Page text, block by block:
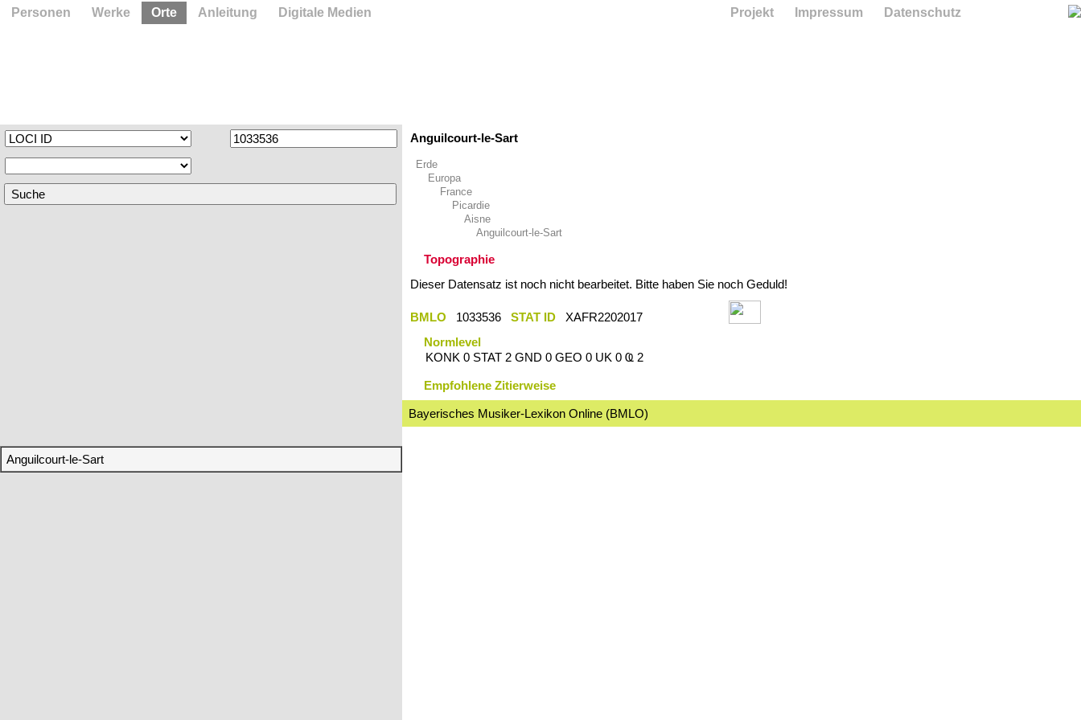
Anguilcourt-le-Sart
Anguilcourt-le-Sart
Erde
Europa
France
Picardie
Aisne
Anguilcourt-le-Sart
Topographie
Dieser Datensatz ist noch nicht bearbeitet. Bitte haben Sie noch Geduld!
BMLO 1033536 STAT ID
XAFR2202017
Normlevel
KONK 0 STAT 2 GND 0 GEO 0 UK 0 Ҩ 2
Empfohlene Zitierweise
Bayerisches Musiker-Lexikon Online (BMLO)
Personen Werke Orte Anleitung Digitale Medien Projekt Impressum Datenschutz